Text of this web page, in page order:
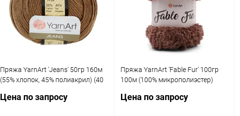
В избранное Под заказ В избранное Под заказ
Пряжа YarnArt 'Jeans' 50гр 160м
(55% хлопок, 45% полиакрил) (40
Цена по запросу
Пряжа YarnArt 'Fable Fur' 100гр
100м (100% микрополиэстер)
Цена по запросу